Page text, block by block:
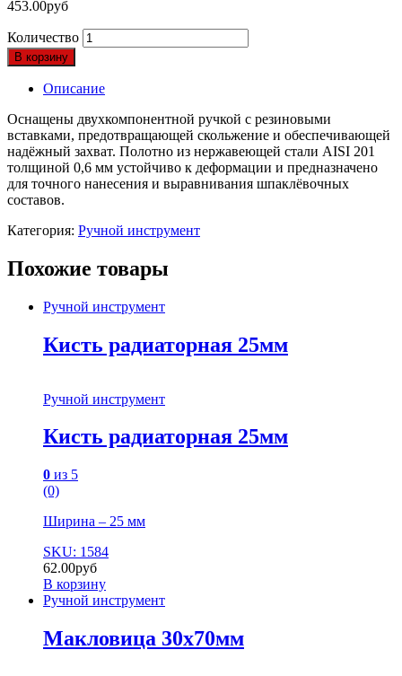
453.00руб
Количество
В корзину
Описание
Оснащены двухкомпонентной ручкой с резиновыми
вставками, предотвращающей скольжение и обеспечивающей
надёжный захват. Полотно из нержавеющей стали AISI 201
толщиной 0,6 мм устойчиво к деформации и предназначено
для точного нанесения и выравнивания шпаклёвочных
составов.
Категория: Ручной инструмент
Похожие товары
Ручной инструмент
Кисть радиаторная 25мм
Ручной инструмент
Кисть радиаторная 25мм
0 из 5
(0)
Ширина – 25 мм
SKU: 1584
62.00руб
В корзину
Ручной инструмент
Макловица 30х70мм